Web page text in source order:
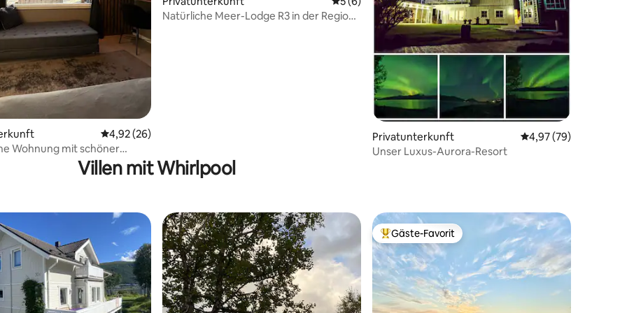
4,5 von 5, 12 Bewertungen
Durchschnittliche Bewertung: 4,92 von 5, 26 Bewertungen
4,92 (26)
Wohnung mit schöner
Natürliche Meer-Lodge R3 in der Region
Privatunterkunft Durchschnittliche
4,97 (79)
Unser Luxus-Aurora-Resort
Villen mit Whirlpool
Beliebter Gäste-Favorit.
Gäste-Favorit